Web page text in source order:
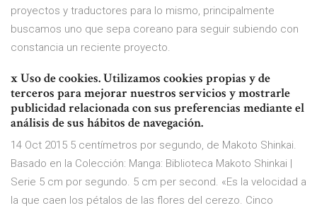
proyectos y traductores para lo mismo, principalmente
buscamos uno que sepa coreano para seguir subiendo con
constancia un reciente proyecto.
x Uso de cookies. Utilizamos cookies propias y de
terceros para mejorar nuestros servicios y mostrarle
publicidad relacionada con sus preferencias mediante el
análisis de sus hábitos de navegación.
14 Oct 2015 5 centímetros por segundo, de Makoto Shinkai.
Basado en la Colección: Manga: Biblioteca Makoto Shinkai |
Serie 5 cm por segundo. 5 cm per second. «Es la velocidad a
la que caen los pétalos de las flores del cerezo. Cinco